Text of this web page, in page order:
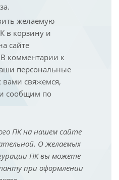
желаемую
в корзину и
сайте
В комментарии к
персональные
свяжемся,
сообщим по
ПК на нашем сайте
О желаемых
ПК вы можете
при оформлении